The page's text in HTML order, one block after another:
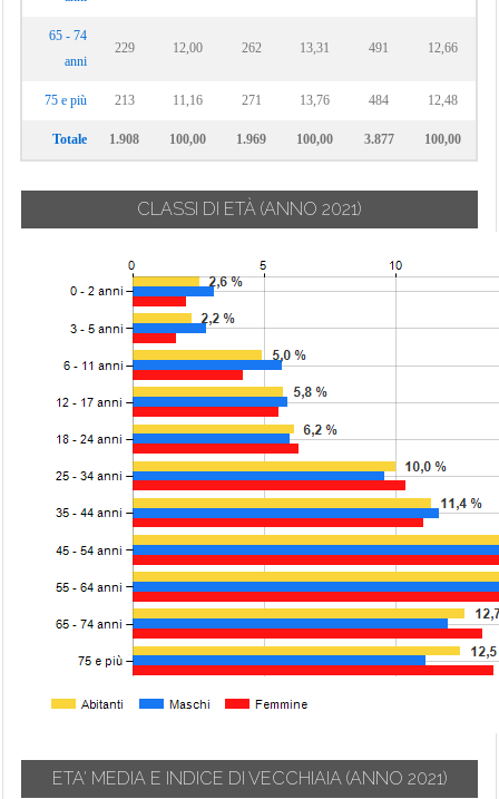
65 - 74
anni
229 12,00 262 13,31 491 12,66
75 e più 213 11,16 271 13,76 484 12,48
Totale 1.908 100,00 1.969 100,00 3.877 100,00
CLASSI DI ETÀ (ANNO 2021)
ETA' MEDIA E INDICE DI VECCHIAIA (ANNO 2021)